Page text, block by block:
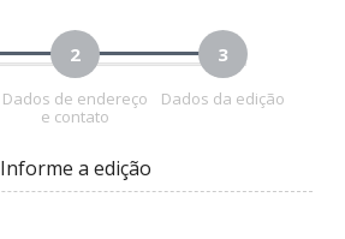
2
Dados de endereço
e contato
3
Dados da edição
Informe a edição